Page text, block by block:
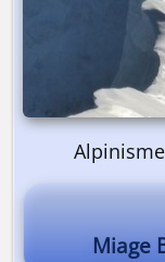
Miage